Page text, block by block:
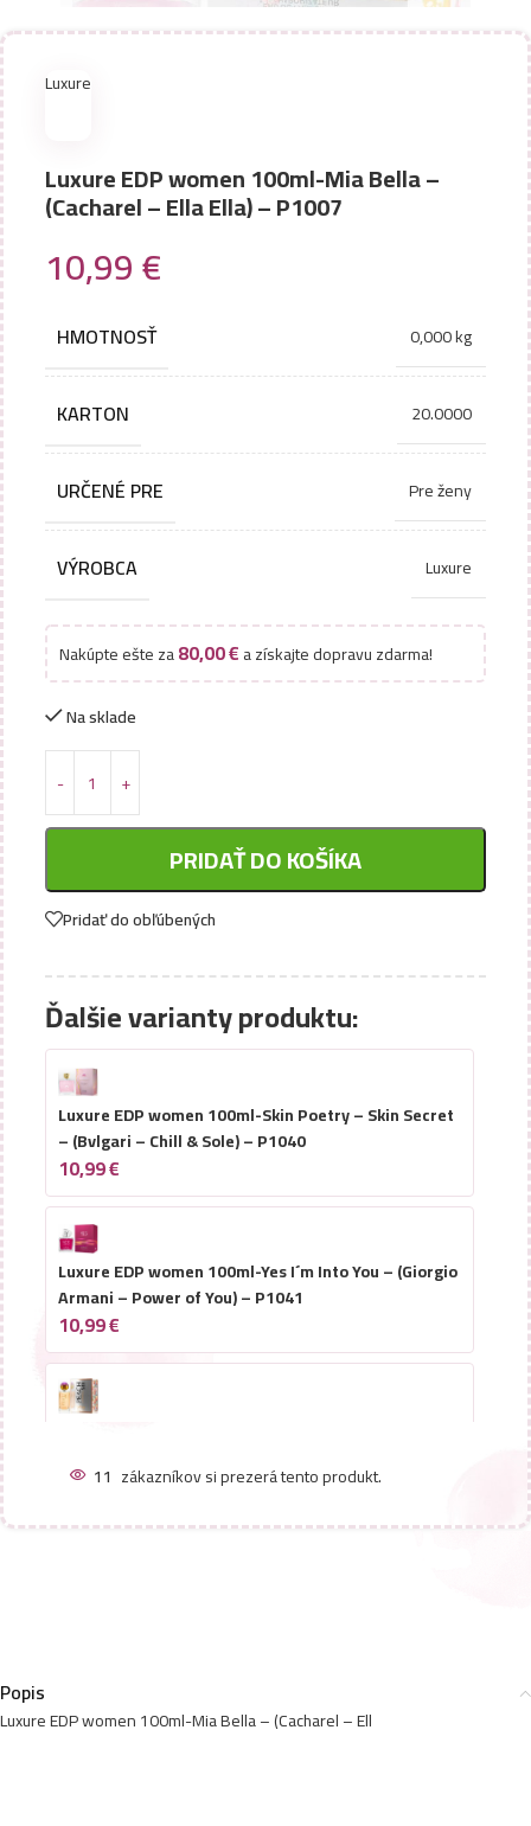
Luxure
Luxure EDP women 100ml-Mia Bella –
(Cacharel – Ella Ella) – P1007
10,99€
HMOTNOSŤ 0,000 kg
KARTON 20.0000
URČENÉ PRE Pre ženy
VÝROBCA Luxure
Nakúpte ešte za80,00€a získajte dopravu zdarma!
Na sklade
PRIDAŤ DO KOŠÍKA
Pridať do obľúbených
Ďalšie varianty produktu:
Luxure EDP women 100ml-Skin Poetry – Skin Secret
– (Bvlgari – Chill & Sole) – P1040
10,99€
Luxure EDP women 100ml-Yes I´m Into You – (Giorgio
Armani – Power of You) – P1041
10,99€
10,99
11 zákazníkov si prezerá tento produkt.
Popis
Luxure EDP women 100ml-Mia Bella – (Cacharel – Ell